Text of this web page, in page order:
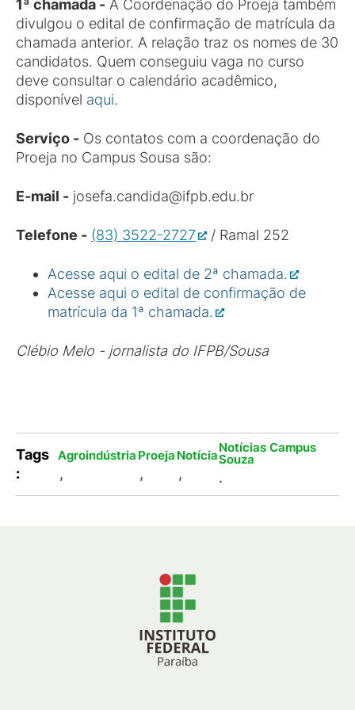
1ª chamada - A Coordenação do Proeja também
divulgou o edital de confirmação de matrícula da
chamada anterior. A relação traz os nomes de 30
candidatos. Quem conseguiu vaga no curso
deve consultar o calendário acadêmico,
disponível aqui.
Serviço - Os contatos com a coordenação do
Proeja no Campus Sousa são:
E-mail - josefa.candida@ifpb.edu.br
Telefone - (83) 3522-2727 / Ramal 252
Acesse aqui o edital de 2ª chamada.
Acesse aqui o edital de confirmação de
matrícula da 1ª chamada.
Clébio Melo - jornalista do IFPB/Sousa
Tags
:
Agroindústria
,
Proeja
,
Notícia
,
Notícias Campus
Souza
.